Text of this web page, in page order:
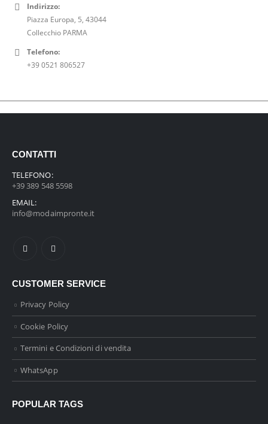
Indirizzo:
Piazza Europa, 5, 43044
Collecchio PARMA
Telefono:
+39 0521 806527
CONTATTI
TELEFONO:
+39 389 548 5598
EMAIL:
info@modaimpronte.it
CUSTOMER SERVICE
Privacy Policy
Cookie Policy
Termini e Condizioni di vendita
WhatsApp
POPULAR TAGS